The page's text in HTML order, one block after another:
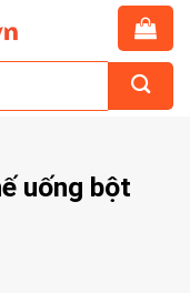
uống bột